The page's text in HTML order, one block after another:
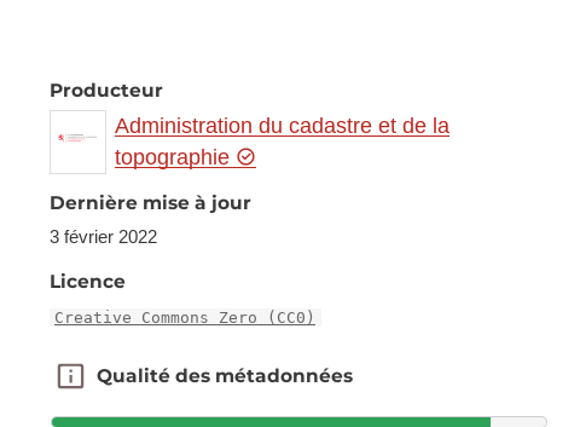
Producteur
Administration du cadastre et de la
topographie
Dernière mise à jour
3 février 2022
Licence
Creative Commons Zero (CC0)
Qualité des métadonnées
Qualité des métadonnées